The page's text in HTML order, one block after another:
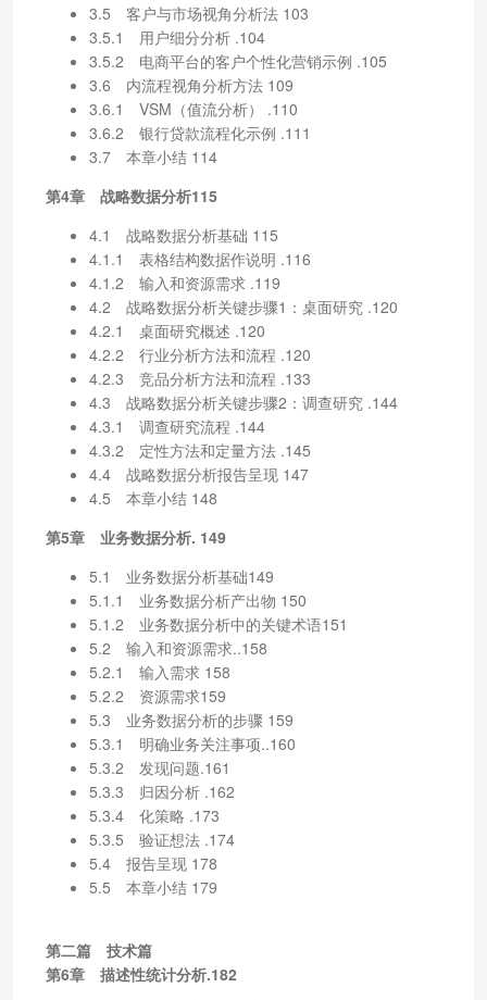
3.5 客户与市场视角分析法 103
3.5.1 用户细分分析 .104
3.5.2 电商平台的客户个性化营销示例 .105
3.6 内流程视角分析方法 109
3.6.1 VSM（值流分析） .110
3.6.2 银行贷款流程化示例 .111
3.7 本章小结 114
第4章 战略数据分析115
4.1 战略数据分析基础 115
4.1.1 表格结构数据作说明 .116
4.1.2 输入和资源需求 .119
4.2 战略数据分析关键步骤1：桌面研究 .120
4.2.1 桌面研究概述 .120
4.2.2 行业分析方法和流程 .120
4.2.3 竞品分析方法和流程 .133
4.3 战略数据分析关键步骤2：调查研究 .144
4.3.1 调查研究流程 .144
4.3.2 定性方法和定量方法 .145
4.4 战略数据分析报告呈现 147
4.5 本章小结 148
第5章 业务数据分析. 149
5.1 业务数据分析基础149
5.1.1 业务数据分析产出物 150
5.1.2 业务数据分析中的关键术语151
5.2 输入和资源需求..158
5.2.1 输入需求 158
5.2.2 资源需求159
5.3 业务数据分析的步骤 159
5.3.1 明确业务关注事项..160
5.3.2 发现问题.161
5.3.3 归因分析 .162
5.3.4 化策略 .173
5.3.5 验证想法 .174
5.4 报告呈现 178
5.5 本章小结 179
第二篇 技术篇
第6章 描述性统计分析.182